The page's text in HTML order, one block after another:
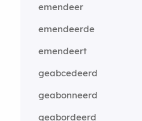
emendeer
emendeerde
emendeert
geabcedeerd
geabonneerd
geabordeerd